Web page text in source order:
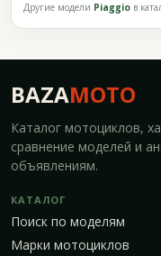
Другие модели Piaggio в
BAZAMOTO
Каталог мотоциклов,
сравнение моделей и
объявлениям.
КАТАЛОГ
Поиск по моделям
Марки мотоциклов